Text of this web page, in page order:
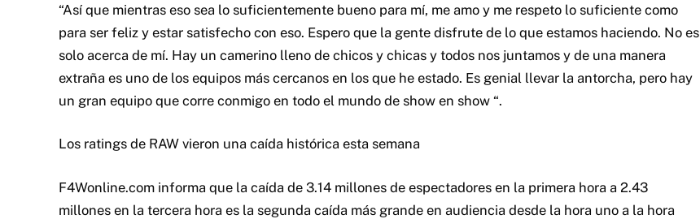
“Así que mientras eso sea lo suficientemente bueno para mí, me amo y me respeto lo suficiente como
para ser feliz y estar satisfecho con eso. Espero que la gente disfrute de lo que estamos haciendo. No es
solo acerca de mí. Hay un camerino lleno de chicos y chicas y todos nos juntamos y de una manera
extraña es uno de los equipos más cercanos en los que he estado. Es genial llevar la antorcha, pero hay
un gran equipo que corre conmigo en todo el mundo de show en show “.
Los ratings de RAW vieron una caída histórica esta semana
F4Wonline.com informa que la caída de 3.14 millones de espectadores en la primera hora a 2.43
millones en la tercera hora es la segunda caída más grande en audiencia desde la hora uno a la hora